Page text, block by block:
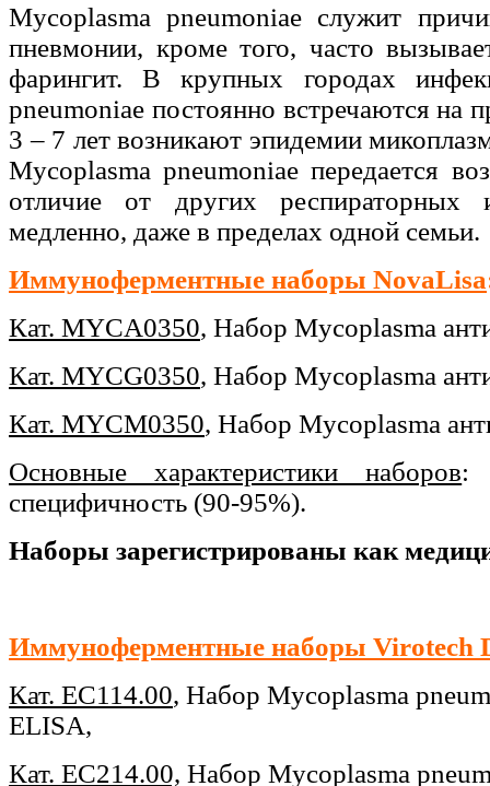
Mycoplasma pneumoniae служит
пневмонии, кроме того, часто
фарингит. В крупных городах
pneumoniae постоянно встречаются на
3 – 7 лет возникают эпидемии
Mycoplasma pneumoniae передается
отличие от других респираторных
медленно, даже в пределах одной семьи.
Иммуноферментные наборы NovaLisa
Кат. MYCA0350, Набор Mycoplasma
Кат. MYCG0350, Набор Mycoplasma
Кат. MYCM0350, Набор Mycoplasma
Основные характеристики наборов:
специфичность (90-95%).
Наборы зарегистрированы как
Иммуноферментные наборы Virotech
Кат. EC114.00, Набор Mycoplasma
ELISA,
Кат. EC214.00, Набор Mycoplasma